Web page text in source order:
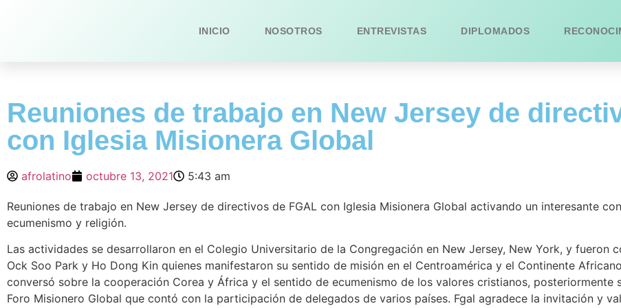
INICIO NOSOTROS ENTREVISTAS DIPLOMADOS
Reuniones de trabajo en New Jersey de
con Iglesia Misionera Global
afrolatino octubre 13, 2021 5:43 am
Reuniones de trabajo en New Jersey de directivos de FGAL con Iglesia Misionera Global activando un interesante
ecumenismo y religión.
Las actividades se desarrollaron en el Colegio Universitario de la Congregación en New Jersey, New York, y fueron
Ock Soo Park y Ho Dong Kin quienes manifestaron su sentido de misión en el Centroamérica y el Continente
conversó sobre la cooperación Corea y África y el sentido de ecumenismo de los valores cristianos, posteriormente
Foro Misionero Global que contó con la participación de delegados de varios países. Fgal agradece la invitación y